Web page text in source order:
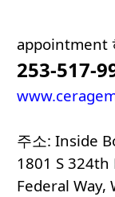
appointment
253-517-
주소: Inside
1801 S 324th
Federal Way,